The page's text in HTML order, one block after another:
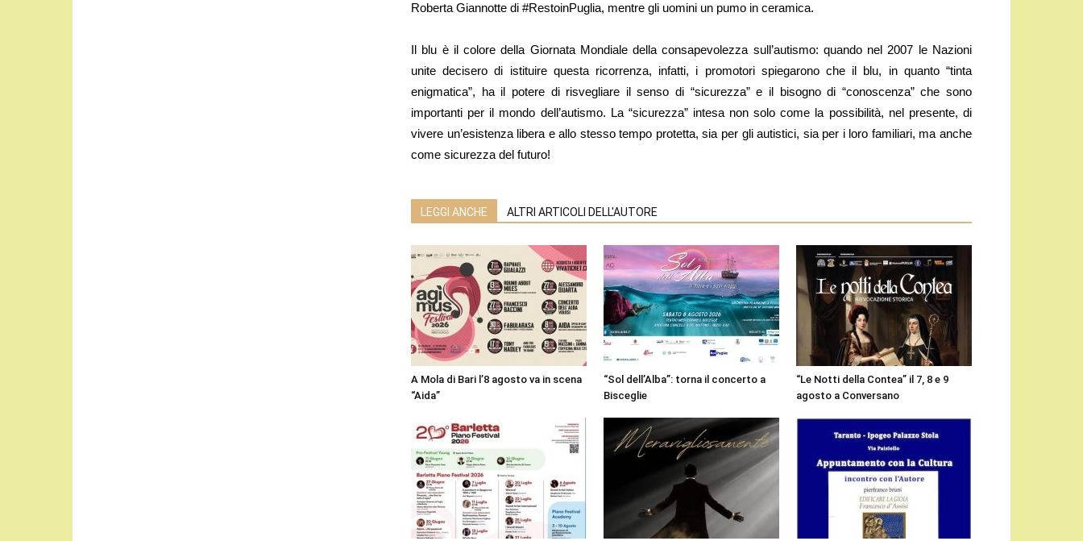
Roberta Giannotte di #RestoinPuglia, mentre gli uomini un pumo in ceramica.
Il blu è il colore della Giornata Mondiale della consapevolezza sull’autismo: quando nel 2007 le Nazioni
unite decisero di istituire questa ricorrenza, infatti, i promotori spiegarono che il blu, in quanto “tinta
enigmatica”, ha il potere di risvegliare il senso di “sicurezza” e il bisogno di “conoscenza” che sono
importanti per il mondo dell’autismo. La “sicurezza” intesa non solo come la possibilità, nel presente, di
vivere un’esistenza libera e allo stesso tempo protetta, sia per gli autistici, sia per i loro familiari, ma anche
come sicurezza del futuro!
LEGGI ANCHE ALTRI ARTICOLI DELL'AUTORE
A Mola di Bari l’8 agosto va in scena
“Aida”
“Sol dell’Alba”: torna il concerto a
Bisceglie
“Le Notti della Contea” il 7, 8 e 9
agosto a Conversano